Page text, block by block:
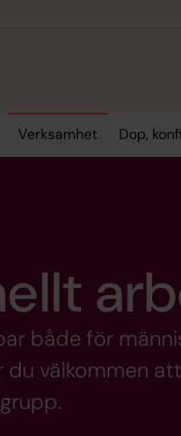
Verksamhet Dop,
både för
välkommen